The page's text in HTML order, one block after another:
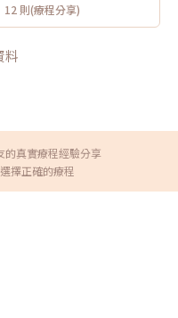
12 則(療程分享)
料
的真實療程經驗分享
擇正確的療程